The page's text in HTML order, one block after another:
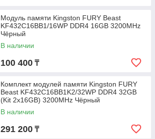
Модуль памяти Kingston FURY Beast
KF432C16BB1/16WP DDR4 16GB 3200MHz
Чёрный
В наличии
100 400 ₸
Комплект модулей памяти Kingston FURY
Beast KF432C16BB1K2/32WP DDR4 32GB
(Kit 2x16GB) 3200MHz Чёрный
В наличии
291 200 ₸